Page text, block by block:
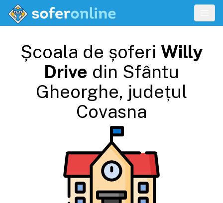
Școala de șoferi Willy
Drive din Sfântu
Gheorghe, județul
Covasna